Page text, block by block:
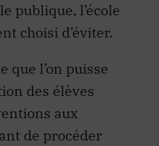
publique, l’école
choisi d’éviter.
que l’on puisse
des élèves
aux
de procéder